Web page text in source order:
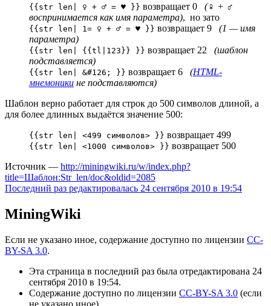
{{str len| ♀ + ♂ = ♥ }} возвращает 0 (♀ + ♂
воспринимается как имя параметра), но зато
{{str len| 1= ♀ + ♂ = ♥ }} возвращает 9 (1 — имя
параметра)
{{str len| {{tl|123}} }} возвращает 22 (шаблон
подставляется)
{{str len| &#126; }} возвращает 6 (HTML-
мнемоники не подставляются)
Шаблон верно работает для строк до 500 символов длиной, а
для более длинных выдаётся значение 500:
{{str len| <499 символов> }} возвращает 499
{{str len| <1000 символов> }} возвращает 500
Источник — http://miningwiki.ru/w/index.php?
title=Шаблон:Str_len/doc&oldid=2085
Последний раз редактировалась 24 сентября 2010 в 19:54
MiningWiki
Если не указано иное, содержание доступно по лицензии CC-
BY-SA 3.0.
Эта страница в последний раз была отредактирована 24
сентября 2010 в 19:54.
Содержание доступно по лицензии CC-BY-SA 3.0 (если
не указано иное).